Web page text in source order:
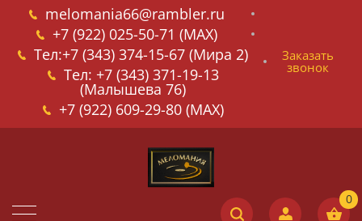
melomania66@rambler.ru
+7 (922) 025-50-71 (MAX)
Тел:+7 (343) 374-15-67 (Мира 2)
Тел: +7 (343) 371-19-13
(Малышева 76)
+7 (922) 609-29-80 (MAX)
Заказать
звонок